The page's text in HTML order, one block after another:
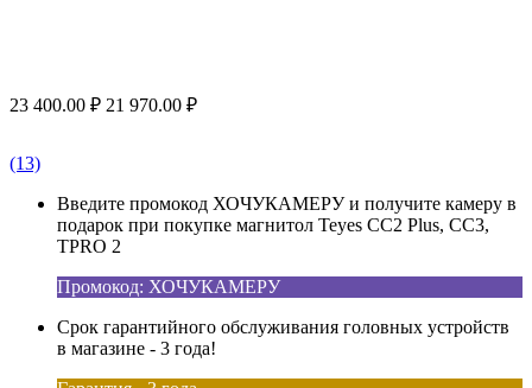
23 400.00 ₽ 21 970.00 ₽
(13)
Введите промокод ХОЧУКАМЕРУ и получите камеру в
подарок при покупке магнитол Teyes CC2 Plus, CC3,
TPRO 2
Промокод: ХОЧУКАМЕРУ
Срок гарантийного обслуживания головных устройств
в магазине - 3 года!